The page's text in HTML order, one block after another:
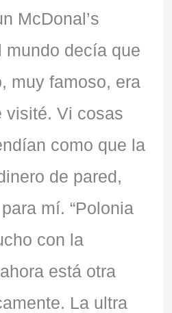
McDonal’s
mundo decía que
muy famoso, era
visité. Vi cosas
como que la
de pared,
mí. “Polonia
con la
está otra
La ultra